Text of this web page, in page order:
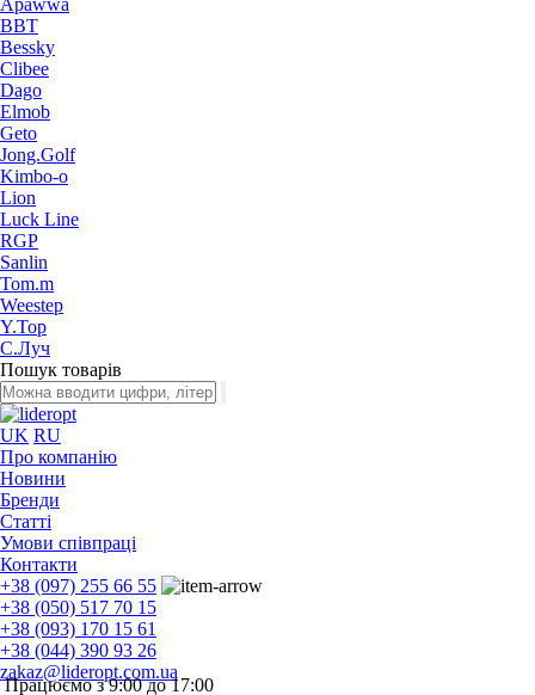
Apawwa
BBT
Bessky
Clibee
Dago
Elmob
Geto
Jong.Golf
Kimbo-o
Lion
Luck Line
RGP
Sanlin
Tom.m
Weestep
Y.Top
С.Луч
Пошук товарів
UK RU
Про компанію
Новини
Бренди
Статті
Умови співпраці
Контакти
+38 (097) 255 66 55
+38 (050) 517 70 15
+38 (093) 170 15 61
+38 (044) 390 93 26
zakaz@lideropt.com.ua
Працюємо з 9:00 до 17:00